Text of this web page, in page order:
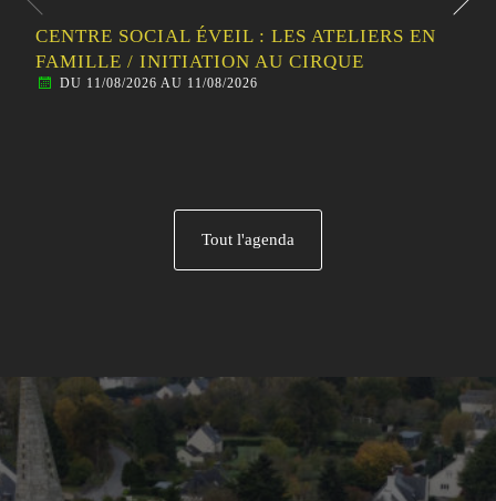
CENTRE SOCIAL ÉVEIL : SORTIE
FAMILLE/HABITANTS – VISITE GUIDÉE DE
MALESTROIT
Tout l'agenda